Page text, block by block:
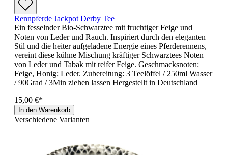
Rennpferde Jackpot Derby Tee
Ein fesselnder Bio-Schwarztee mit fruchtiger Feige und
Noten von Leder und Rauch. Inspiriert durch den eleganten
Stil und die heiter aufgeladene Energie eines Pferderennens,
vereint diese kühne Mischung kräftiger Schwarztees Noten
von Leder und Tabak mit reifer Feige. Geschmacksnoten:
Feige, Honig; Leder. Zubereitung: 3 Teelöffel / 250ml Wasser
/ 90Grad / 3Min ziehen lassen Hergestellt in Deutschland
15,00 €*
In den Warenkorb
Verschiedene Varianten